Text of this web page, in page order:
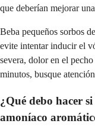
que deberían mejorar
Beba pequeños sorbos
evite intentar inducir el
severa, dolor en el
minutos, busque
¿Qué debo hacer
amoníaco